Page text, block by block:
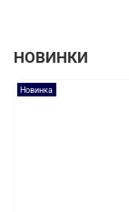
НОВИНКИ
Новинка